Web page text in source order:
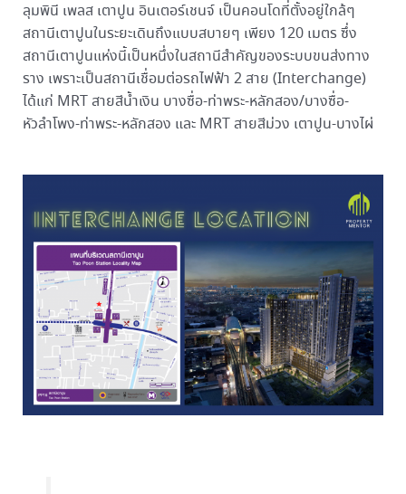
ลุมพินี เพลส เตาปูน อินเตอร์เชนจ์ เป็นคอนโดที่ตั้งอยู่ใกล้ๆ
สถานีเตาปูนในระยะเดินถึงแบบสบายๆ เพียง 120 เมตร ซึ่ง
สถานีเตาปูนแห่งนี้เป็นหนึ่งในสถานีสำคัญของระบบขนส่งทาง
ราง เพราะเป็นสถานีเชื่อมต่อรถไฟฟ้า 2 สาย (Interchange)
ได้แก่ MRT สายสีน้ำเงิน บางซื่อ-ท่าพระ-หลักสอง/บางซื่อ-
หัวลำโพง-ท่าพระ-หลักสอง และ MRT สายสีม่วง เตาปูน-บางไผ่